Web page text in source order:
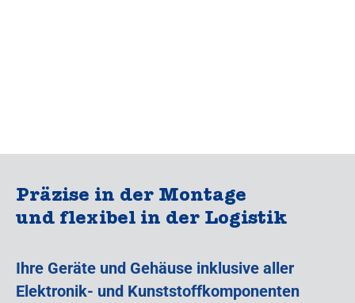
Präzise in der Montage
und flexibel in der Logistik
Ihre Geräte und Gehäuse inklusive aller
Elektronik- und Kunststoffkomponenten